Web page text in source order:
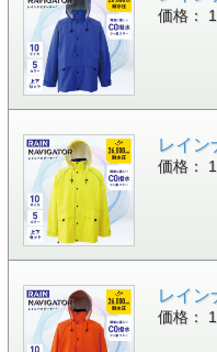
価格：
レイン
価格：
レイン
価格：